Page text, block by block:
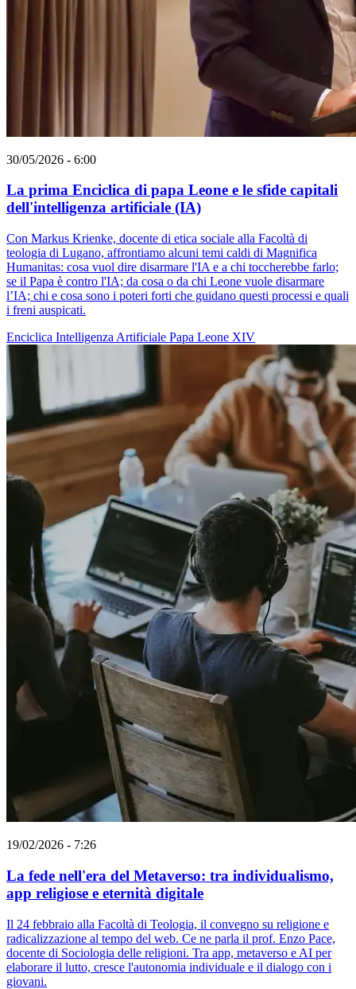
30/05/2026 - 6:00
La prima Enciclica di papa Leone e le sfide capitali
dell'intelligenza artificiale (IA)
Con Markus Krienke, docente di etica sociale alla Facoltà di
teologia di Lugano, affrontiamo alcuni temi caldi di Magnifica
Humanitas: cosa vuol dire disarmare l'IA e a chi toccherebbe farlo;
se il Papa è contro l'IA; da cosa o da chi Leone vuole disarmare
l’IA; chi e cosa sono i poteri forti che guidano questi processi e quali
i freni auspicati.
Enciclica Intelligenza Artificiale Papa Leone XIV
19/02/2026 - 7:26
La fede nell'era del Metaverso: tra individualismo,
app religiose e eternità digitale
Il 24 febbraio alla Facoltà di Teologia, il convegno su religione e
radicalizzazione al tempo del web. Ce ne parla il prof. Enzo Pace,
docente di Sociologia delle religioni. Tra app, metaverso e AI per
elaborare il lutto, cresce l'autonomia individuale e il dialogo con i
giovani.